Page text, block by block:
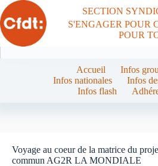
Passer
au
contenu
SECTION
S'ENGAGER POUR
POUR
Accueil
Infos
Infos nationales
Infos
Infos flash
Voyage au coeur de la matrice du
commun AG2R LA MONDIALE